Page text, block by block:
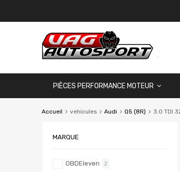
PIÈCES PERFORMANCE MOTEUR
Accueil vehicules Audi Q5 (8R) 3.0 TDI
MARQUE
OBDEleven 2